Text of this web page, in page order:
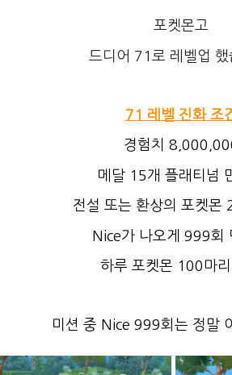
포켓몬고
드디어 71로 레벨업 했
71 레벨 진화 조
경험치
메달 15개 플래티넘
전설 또는 환상의 포켓몬
Nice가 나오게 999회
하루 포켓몬 100마리
미션 중 Nice 999회는 정말